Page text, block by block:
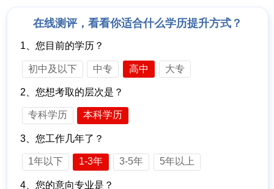
在线测评，看看你适合什么学历提升方式？
1、您目前的学历？
初中及以下 中专 高中 大专
2、您想考取的层次是？
专科学历 本科学历
3、您工作几年了？
1年以下 1-3年 3-5年 5年以上
4、您的意向专业是？